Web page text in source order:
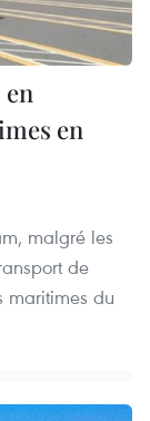
en
malgré les
de
maritimes du